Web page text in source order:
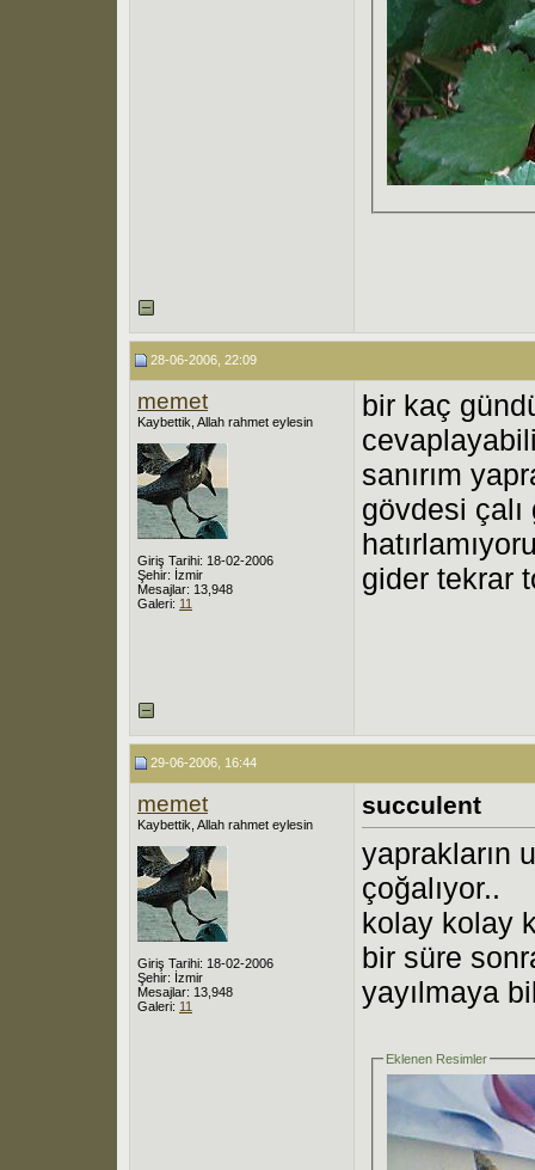
28-06-2006, 22:09
memet
Kaybettik, Allah rahmet eylesin
Giriş Tarihi: 18-02-2006
Şehir: İzmir
Mesajlar: 13,948
Galeri: 11
bir kaç
sanırım
gövdesi çalı
gider tekrar
29-06-2006, 16:44
memet
Kaybettik, Allah rahmet eylesin
Giriş Tarihi: 18-02-2006
Şehir: İzmir
Mesajlar: 13,948
Galeri: 11
succulent
yaprakların
çoğalıyor..
kolay kolay
bir süre
yayılmaya
Eklenen Resimler